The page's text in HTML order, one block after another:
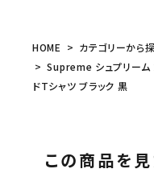
HOME カテゴリーから
Supreme シュプリー
ドTシャツ ブラック 黒
この商品を